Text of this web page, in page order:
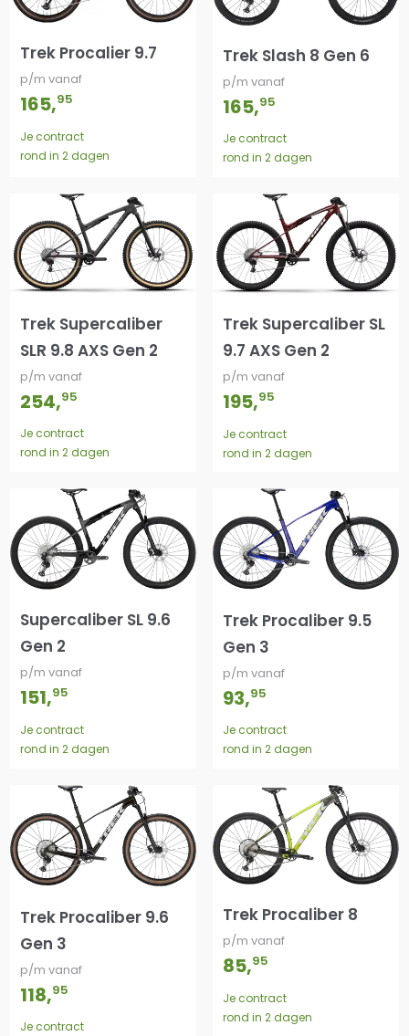
Trek Procalier 9.7
p/m vanaf
165,95
Je contract
rond in 2 dagen
Trek Slash 8 Gen 6
p/m vanaf
165,95
Je contract
rond in 2 dagen
Trek Supercaliber
SLR 9.8 AXS Gen 2
p/m vanaf
254,95
Je contract
rond in 2 dagen
Trek Supercaliber SL
9.7 AXS Gen 2
p/m vanaf
195,95
Je contract
rond in 2 dagen
Supercaliber SL 9.6
Gen 2
p/m vanaf
151,95
Je contract
rond in 2 dagen
Trek Procaliber 9.5
Gen 3
p/m vanaf
93,95
Je contract
rond in 2 dagen
Trek Procaliber 9.6
Gen 3
p/m vanaf
118,95
Je contract
Trek Procaliber 8
p/m vanaf
85,95
Je contract
rond in 2 dagen